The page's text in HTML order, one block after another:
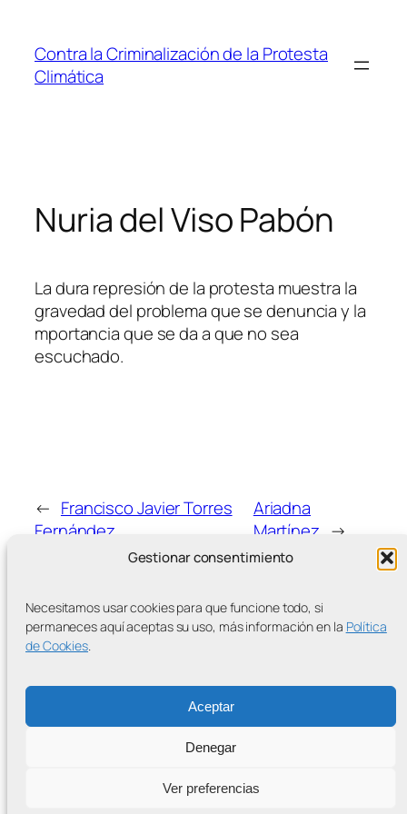
Gestionar consentimiento
Necesitamos usar cookies para que funcione todo, si
permaneces aquí aceptas su uso, más información en la Política
de Cookies.
Aceptar
Denegar
Ver preferencias
contenido
Contra la Criminalización de la Protesta
Climática
Nuria del Viso Pabón
La dura represión de la protesta muestra la
gravedad del problema que se denuncia y la
mportancia que se da a que no sea
escuchado.
← Francisco Javier Torres
Fernández
Ariadna
Martínez →
WordPress